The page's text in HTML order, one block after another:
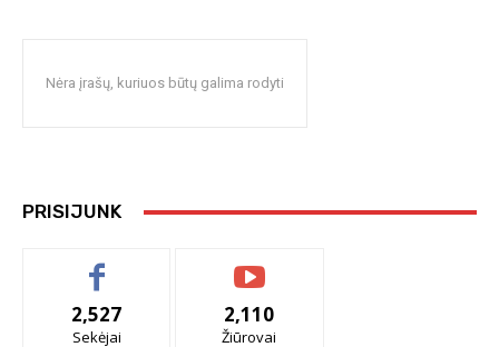
Nėra įrašų, kuriuos būtų galima rodyti
PRISIJUNK
2,527
Sekėjai
2,110
Žiūrovai